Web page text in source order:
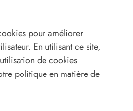
pour améliorer
En utilisant ce site,
de cookies
politique en matière de